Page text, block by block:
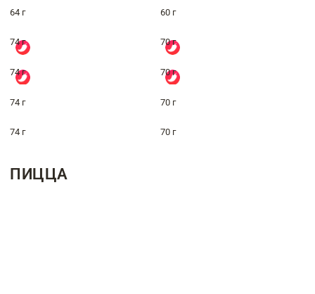
64 г 60 г
74 г 70 г
74 г 70 г
74 г 70 г
74 г 70 г
ПИЦЦА